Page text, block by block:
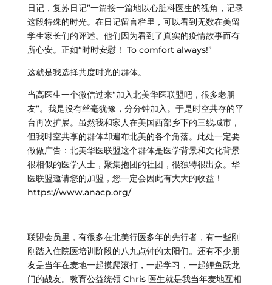
日记，复苏日记”一篇接一篇地以心脏科医生的视角，记录
这段特殊的时光。在日记留言栏里，可以看到无数在美留
学生家长们的评述。他们因为看到了真实的疫情故事而有
所心安。正如“时时安慰！ To comfort always!”
这就是我选择共度时光的群体。
当高医生一个微信过来“加入北美华医联盟吧，很多老朋
友”。我是没有丝毫犹豫，分分钟加入。于是时空共存的平
台再次扩展。虽然我和家人在美国西部乡下的三线城市，
但我时空共享的群体却遍布北美的各个角落。此处一定要
做做广告：北美华医联盟这个群体是医学背景和文化背景
很相似的医学人士，聚集抱团的社团，很独特很出众。华
医联盟邀请您的加盟，您一定会因此有大大的收益！
https://www.anacp.org/
联盟会员里，有很多在北美行医多年的先行者，有一些刚
刚踏入住院医培训阶段的八九点钟的太阳们。还有不少朋
友是当年在麦地一起摸爬滚打，一起学习，一起鲤鱼跃龙
门的战友。教育公益统领 Chris 医生就是我当年麦地互相